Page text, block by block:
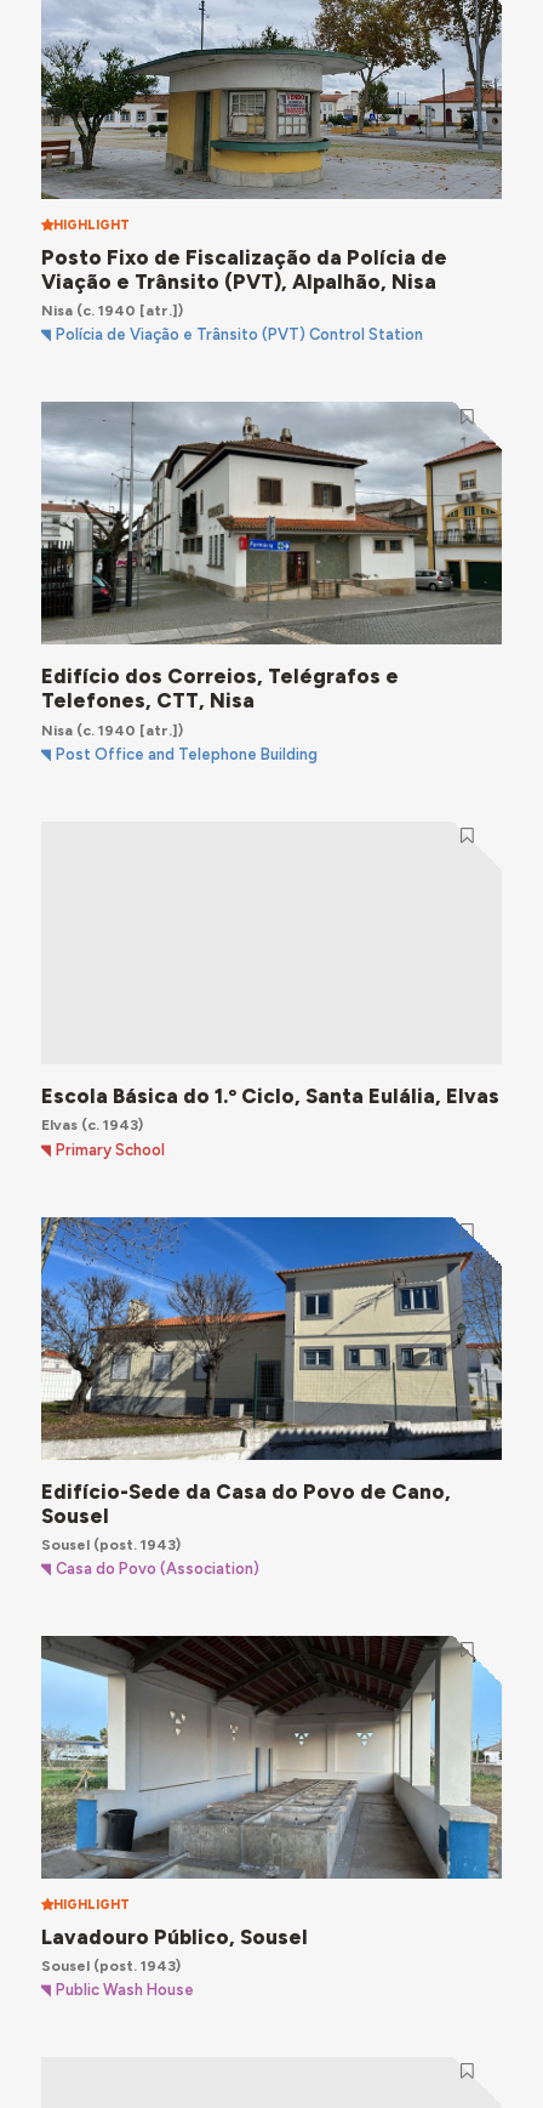
HIGHLIGHT
Posto Fixo de Fiscalização da Polícia de
Viação e Trânsito (PVT), Alpalhão, Nisa
Nisa(c. 1940 [atr.])
Polícia de Viação e Trânsito (PVT) Control Station
Edifício dos Correios, Telégrafos e
Telefones, CTT, Nisa
Nisa(c. 1940 [atr.])
Post Office and Telephone Building
Escola Básica do 1.º Ciclo, Santa Eulália, Elvas
Elvas(c. 1943)
Primary School
Edifício-Sede da Casa do Povo de Cano,
Sousel
Sousel(post. 1943)
Casa do Povo (Association)
HIGHLIGHT
Lavadouro Público, Sousel
Sousel(post. 1943)
Public Wash House